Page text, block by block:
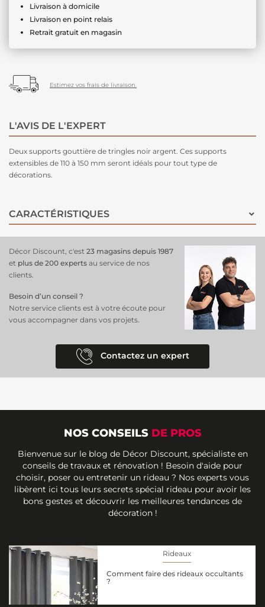
Livraison à domicile
Livraison en point relais
Retrait gratuit en magasin
Estimez vos frais de livraison.
L'AVIS DE L'EXPERT
Deux supports gouttière de tringles noir argent. Ces supports
extensibles de 110 à 150 mm seront idéals pour tout type de
décorations.
CARACTÉRISTIQUES
Décor Discount, c'est 23 magasins depuis 1987
et plus de 200 experts au service de nos
clients.
Besoin d’un conseil ?
Notre service clients est à votre écoute pour
vous accompagner dans vos projets.
Contactez un expert
NOS CONSEILS DE PROS
Bienvenue sur le blog de Décor Discount, spécialiste en
conseils de travaux et rénovation ! Besoin d'aide pour
choisir, poser ou entretenir un rideau ? Nos experts vous
libèrent ici tous leurs secrets spécial rideau pour avoir les
bons gestes et découvrir les meilleures tendances de
décoration !
Rideaux
Comment faire des rideaux occultants
?